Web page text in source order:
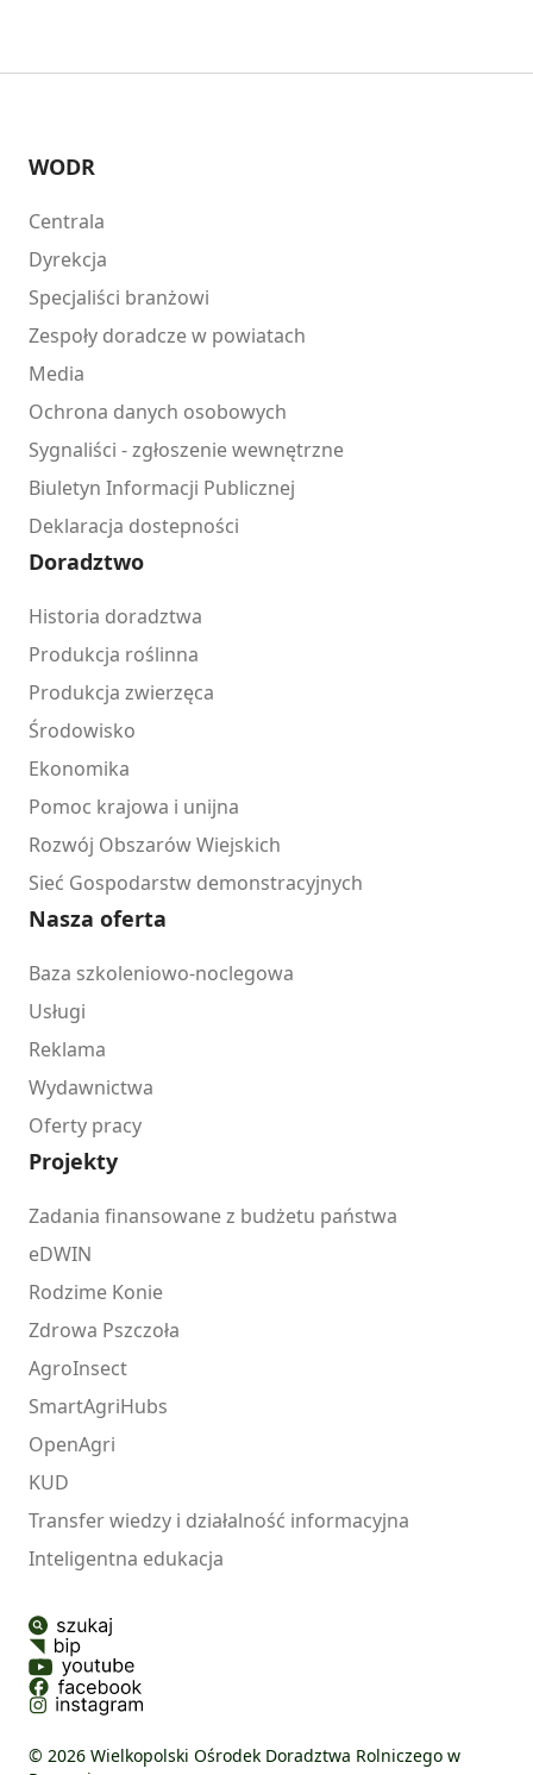
WODR
Centrala
Dyrekcja
Specjaliści branżowi
Zespoły doradcze w powiatach
Media
Ochrona danych osobowych
Sygnaliści - zgłoszenie wewnętrzne
Biuletyn Informacji Publicznej
Deklaracja dostepności
Doradztwo
Historia doradztwa
Produkcja roślinna
Produkcja zwierzęca
Środowisko
Ekonomika
Pomoc krajowa i unijna
Rozwój Obszarów Wiejskich
Sieć Gospodarstw demonstracyjnych
Nasza oferta
Baza szkoleniowo-noclegowa
Usługi
Reklama
Wydawnictwa
Oferty pracy
Projekty
Zadania finansowane z budżetu państwa
eDWIN
Rodzime Konie
Zdrowa Pszczoła
AgroInsect
SmartAgriHubs
OpenAgri
KUD
Transfer wiedzy i działalność informacyjna
Inteligentna edukacja
© 2026 Wielkopolski Ośrodek Doradztwa Rolniczego w